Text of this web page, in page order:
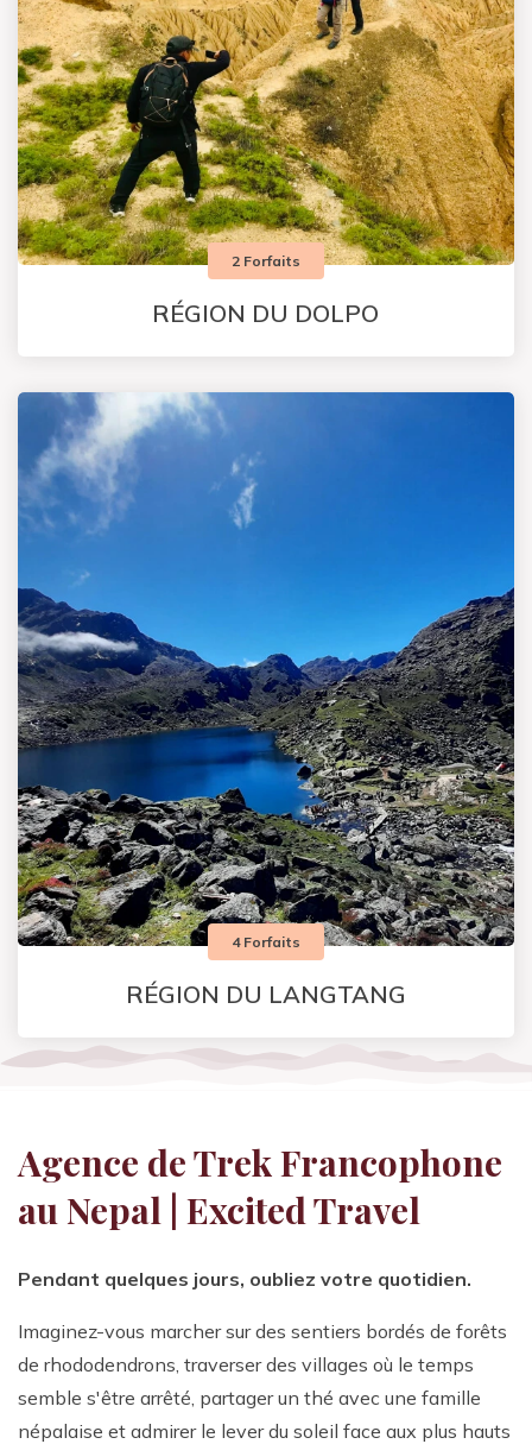
2 Forfaits
RÉGION DU DOLPO
4 Forfaits
RÉGION DU LANGTANG
Agence de Trek Francophone
au Nepal | Excited Travel
Pendant quelques jours, oubliez votre quotidien.
Imaginez-vous marcher sur des sentiers bordés de forêts
de rhododendrons, traverser des villages où le temps
semble s'être arrêté, partager un thé avec une famille
népalaise et admirer le lever du soleil face aux plus hauts